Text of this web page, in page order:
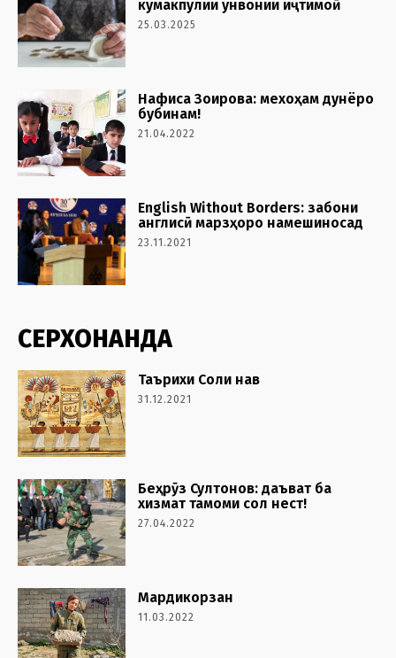
кумакпулии унвонии иҷтимоӣ
25.03.2025
Нафиса Зоирова: мехоҳам дунёро
бубинам!
21.04.2022
English Without Borders: забони
англисӣ марзҳоро намешиносад
23.11.2021
СЕРХОНАНДА
Таърихи Соли нав
31.12.2021
Беҳрӯз Султонов: даъват ба
хизмат тамоми сол нест!
27.04.2022
Мардикорзан
11.03.2022